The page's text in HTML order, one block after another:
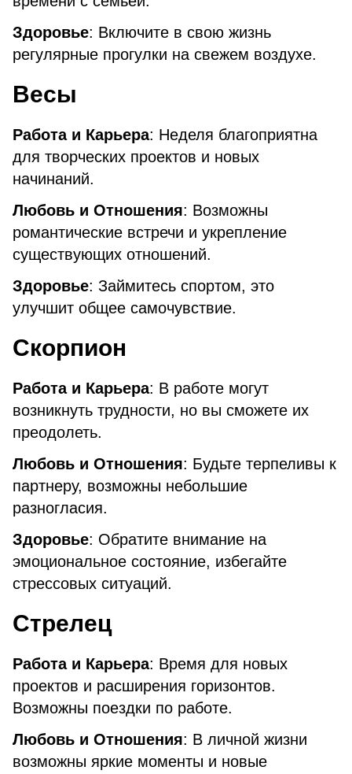
Здоровье: Включите в свою жизнь
регулярные прогулки на свежем воздухе.
Весы
Работа и Карьера: Неделя благоприятна
для творческих проектов и новых
начинаний.
Любовь и Отношения: Возможны
романтические встречи и укрепление
существующих отношений.
Здоровье: Займитесь спортом, это
улучшит общее самочувствие.
Скорпион
Работа и Карьера: В работе могут
возникнуть трудности, но вы сможете их
преодолеть.
Любовь и Отношения: Будьте терпеливы к
партнеру, возможны небольшие
разногласия.
Здоровье: Обратите внимание на
эмоциональное состояние, избегайте
стрессовых ситуаций.
Стрелец
Работа и Карьера: Время для новых
проектов и расширения горизонтов.
Возможны поездки по работе.
Любовь и Отношения: В личной жизни
возможны яркие моменты и новые